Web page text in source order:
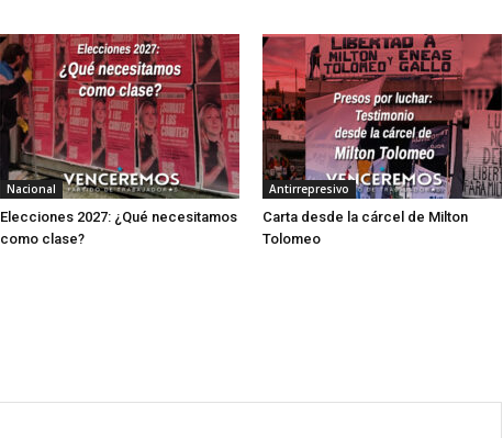
Nacional
Elecciones 2027: ¿Qué necesitamos
como clase?
Antirrepresivo
Carta desde la cárcel de Milton
Tolomeo